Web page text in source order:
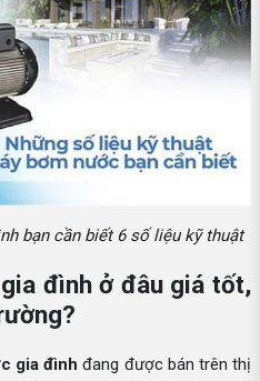
bạn cần biết 6 số liệu kỹ thuật
đình ở đâu giá tốt,
gia đình đang được bán trên thị